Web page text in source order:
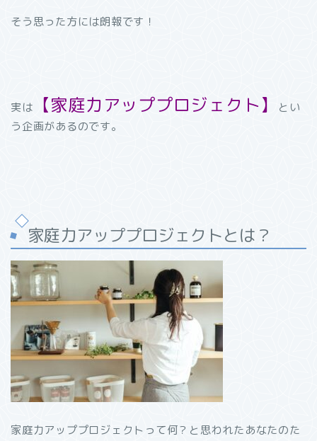
そう思った方には朗報です！
実は 【家庭力アッププロジェクト】
とい
う企画があるのです。
家庭力アッププロジェクトとは？
家庭力アッププロジェクトって何？と思われたあなたのた